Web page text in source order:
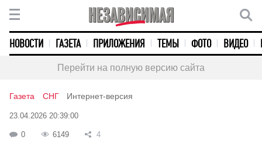
НОВОСТИ ГАЗЕТА ПРИЛОЖЕНИЯ ТЕМЫ ФОТО ВИДЕО
Перейти на полную версию сайта
Газета СНГ Интернет-версия
23.04.2026 20:39:00
0 6149 4